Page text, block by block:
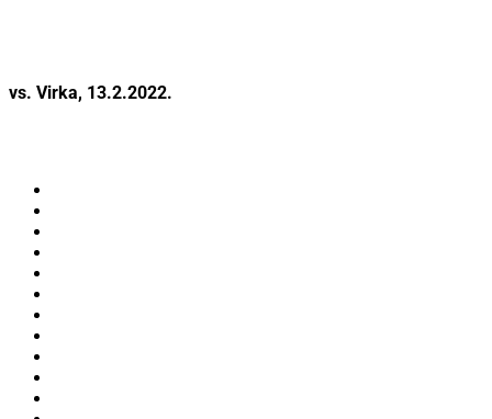
vs. Virka, 13.2.2022.